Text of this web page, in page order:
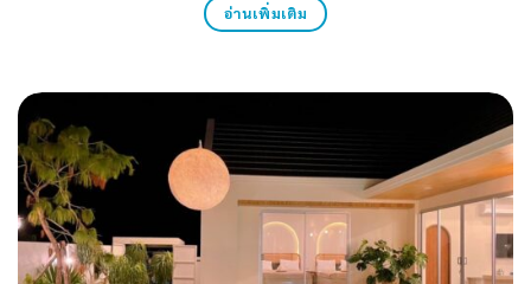
อ่านเพิ่มเติม